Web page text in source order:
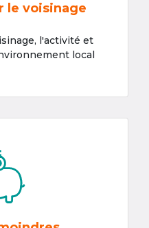
le voisinage
l'activité et
local